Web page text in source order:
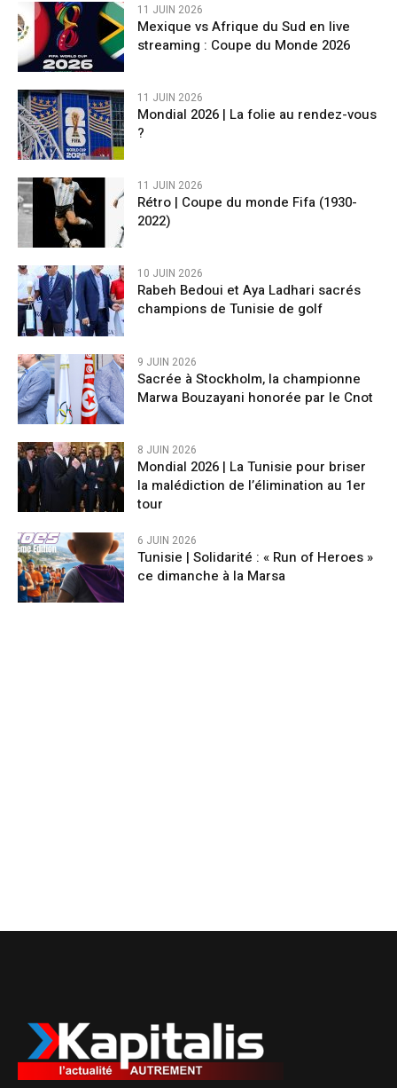
11 JUIN 2026
Mexique vs Afrique du Sud en live
streaming : Coupe du Monde 2026
11 JUIN 2026
Mondial 2026 | La folie au rendez-vous
?
11 JUIN 2026
Rétro | Coupe du monde Fifa (1930-
2022)
10 JUIN 2026
Rabeh Bedoui et Aya Ladhari sacrés
champions de Tunisie de golf
9 JUIN 2026
Sacrée à Stockholm, la championne
Marwa Bouzayani honorée par le Cnot
8 JUIN 2026
Mondial 2026 | La Tunisie pour briser
la malédiction de l’élimination au 1er
tour
6 JUIN 2026
Tunisie | Solidarité : « Run of Heroes »
ce dimanche à la Marsa